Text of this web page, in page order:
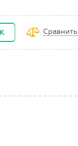
Сравнить